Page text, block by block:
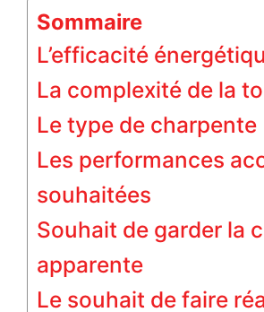
Sommaire
L’efficacité
La complexité de la
Le type de charpente
Les performances
souhaitées
Souhait de garder la
apparente
Le souhait de faire